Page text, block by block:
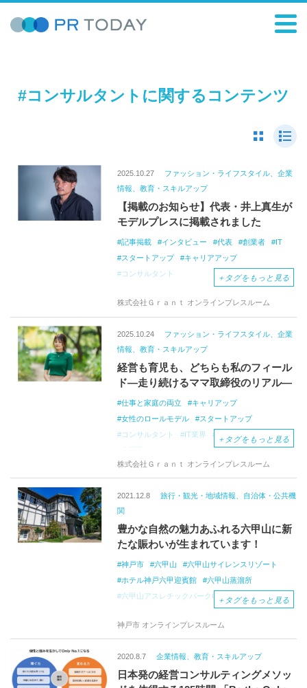
#コンサルタントに関するコンテンツ
2025.10.27
ファッション・ライフスタイル、企業
情報、教育・スキルアップ
【掲載のお知らせ】代表・井上真生が
モデルプレスに掲載されました
記事掲載 インタビュー 代表 創業者
IT
スタートアップ
キャリアアップ
コンサルタント
＋ タグをもっと見る
株式会社Ｇｒａｎｔ オンラインプレスルーム
2025.10.24
ファッション・ライフスタイル、企業
情報、教育・スキルアップ
経営も育児も、どちらも私のフィール
ド―走り続けるママ取締役のリアル―
仕事と家庭の両立
キャリアップ
女性のロールモデル
スタートアップ
コンサルタント
IT業界
バックオフィス
＋ タグをもっと見る
株式会社Ｇｒａｎｔ オンラインプレスルーム
2021.12.8
旅行・観光・地域情報、自治体・公共機
関
豊かな自然の魅力あふれる六甲山に新
たな賑わいが生まれています！
神戸市 六甲山
六甲山サイレンスリゾート
ホテル神戸六甲迎賓館
六甲山蒸溜所
六甲山アスレチックパークGREENIA
653cafe
室谷邸記念館
六甲山野外ステージ運営事業
ROKKO
CIRCUS
BASE
共創ラボ「ROKKONOMAD」
FRESH
START
＋ タグをもっと見る
神戸市 オンラインプレスルーム
2020.8.7 企業情報、教育・スキルアップ
日本発の経営コンサルティングメソッ